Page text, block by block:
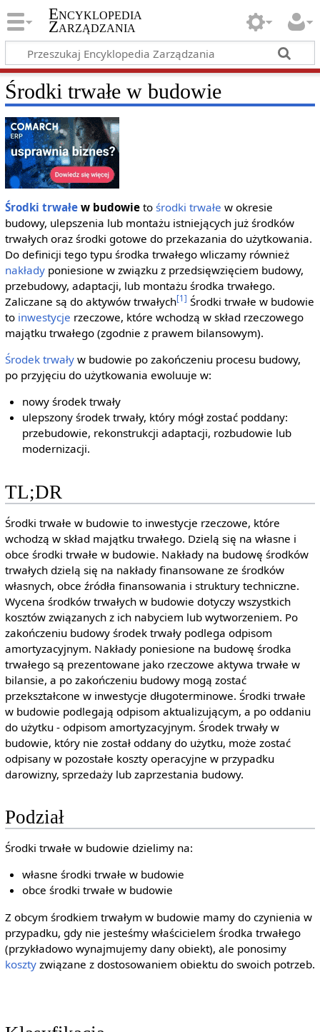
Encyklopedia
Zarządzania
Środki trwałe w budowie
Środki trwałew budowieto środki trwałe w okresie
budowy, ulepszenia lub montażu istniejących już środków
trwałych oraz środki gotowe do przekazania do użytkowania.
Do definicji tego typu środka trwałego wliczamy również
nakładyponiesione w związku z przedsięwzięciem budowy,
przebudowy, adaptacji, lub montażu środka trwałego.
Zaliczane są do aktywów trwałych[1] Środki trwałe w budowie
to inwestycje rzeczowe, które wchodzą w skład rzeczowego
majątku trwałego (zgodnie z prawem bilansowym).
Środek trwaływ budowie po zakończeniu procesu budowy,
po przyjęciu do użytkowania ewoluuje w:
nowy środek trwały
ulepszony środek trwały, który mógł zostać poddany:
przebudowie, rekonstrukcji adaptacji, rozbudowie lub
modernizacji.
TL;DR
Środki trwałe w budowie to inwestycje rzeczowe, które
wchodzą w skład majątku trwałego. Dzielą się na własne i
obce środki trwałe w budowie. Nakłady na budowę środków
trwałych dzielą się na nakłady finansowane ze środków
własnych, obce źródła finansowania i struktury techniczne.
Wycena środków trwałych w budowie dotyczy wszystkich
kosztów związanych z ich nabyciem lub wytworzeniem. Po
zakończeniu budowy środek trwały podlega odpisom
amortyzacyjnym. Nakłady poniesione na budowę środka
trwałego są prezentowane jako rzeczowe aktywa trwałe w
bilansie, a po zakończeniu budowy mogą zostać
przekształcone w inwestycje długoterminowe. Środki trwałe
w budowie podlegają odpisom aktualizującym, a po oddaniu
do użytku - odpisom amortyzacyjnym. Środek trwały w
budowie, który nie został oddany do użytku, może zostać
odpisany w pozostałe koszty operacyjne w przypadku
darowizny, sprzedaży lub zaprzestania budowy.
Podział
Środki trwałe w budowie dzielimy na:
własne środki trwałe w budowie
obce środki trwałe w budowie
Z obcym środkiem trwałym w budowie mamy do czynienia w
przypadku, gdy nie jesteśmy właścicielem środka trwałego
(przykładowo wynajmujemy dany obiekt), ale ponosimy
kosztyzwiązane z dostosowaniem obiektu do swoich potrzeb.